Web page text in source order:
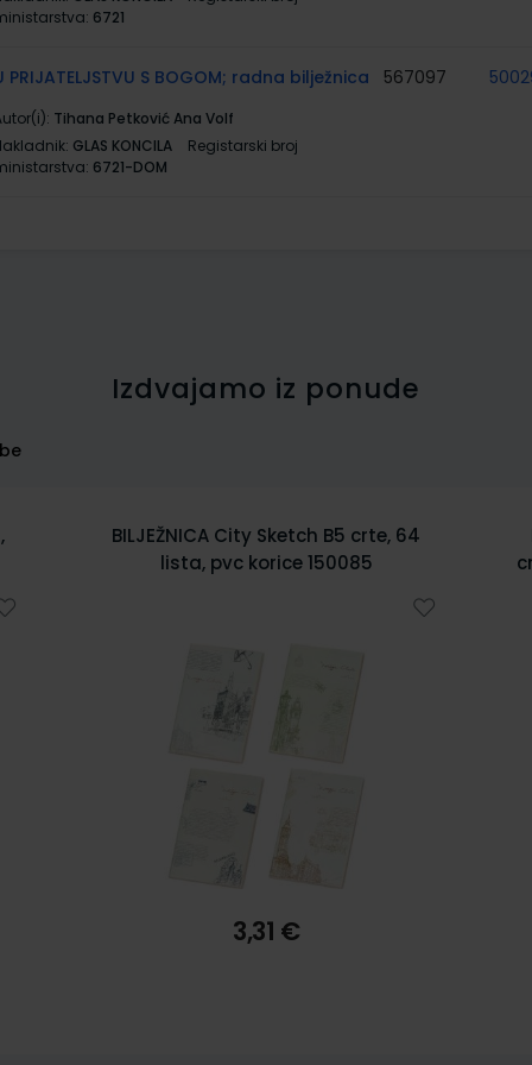
6721
PRIJATELJSTVU S BOGOM; radna bilježnica
Tihana Petković Ana Volf
GLAS KONCILA
Registarski broj
6721-DOM
567097
Izdvajamo iz ponude
Bilježnica spiralna diktando 17x24
cm,tvrdi uvez, 120 listova, 70 gr papir
7,55 €